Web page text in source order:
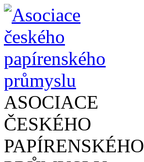
ASOCIACE
ČESKÉHO
PAPÍRENSKÉHO